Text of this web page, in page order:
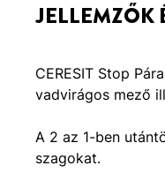
JELLEMZŐK
CERESIT Stop
vadvirágos mező
A 2 az 1-ben
szagokat.